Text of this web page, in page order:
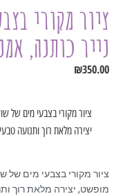
ציור מקורי
נייר כותנה,
₪350.00
ציור מקורי בצבעי מים של
יצירה מלאת רוך ותנועה
ציור מקורי בצבעי מים של
מופשט, יצירה מלאת רוך